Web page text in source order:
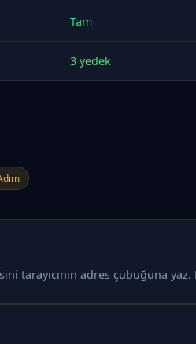
Tam
3 yedek
tarayıcının adres çubuğuna